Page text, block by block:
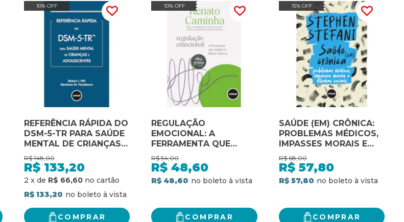
10% OFF
REFERÊNCIA RÁPIDA DO
DSM-5-TR PARA SAÚDE
MENTAL DE CRIANÇAS E
ADOLESCENTES
R$ 148,00
R$ 133,20
2 x de R$ 66,60
R$ 133,20
COMPRAR
10% OFF
REGULAÇÃO
EMOCIONAL: A
FERRAMENTA QUE
AMPLIA OS LIMITES
CLÍNICOS
R$ 54,00
R$ 48,60
R$ 48,60
COMPRAR
15% OFF
SAÚDE (EM) CRÔNICA:
PROBLEMAS MÉDICOS,
IMPASSES MORAIS E
DILEMAS SOCIAIS
R$ 68,00
R$ 57,80
R$ 57,80
COMPRAR